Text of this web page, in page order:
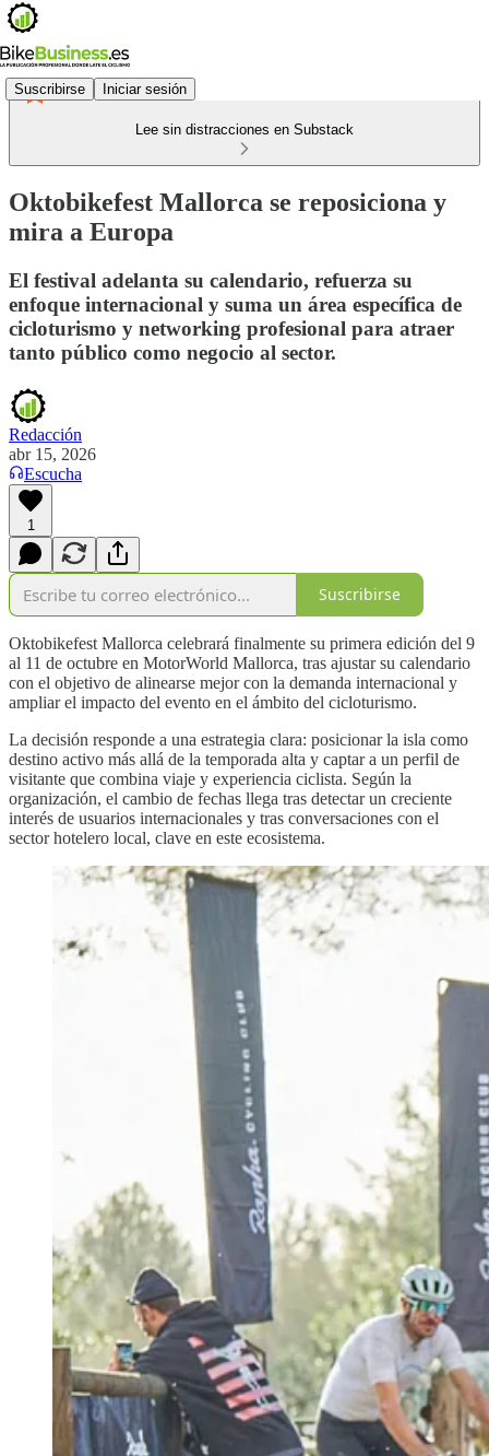
Suscribirse Iniciar sesión
Lee sin distracciones en Substack
Oktobikefest Mallorca se reposiciona y
mira a Europa
El festival adelanta su calendario, refuerza su
enfoque internacional y suma un área específica de
cicloturismo y networking profesional para atraer
tanto público como negocio al sector.
Redacción
abr 15, 2026
Escucha
1
Suscribirse
Oktobikefest Mallorca celebrará finalmente su primera edición del 9
al 11 de octubre en MotorWorld Mallorca, tras ajustar su calendario
con el objetivo de alinearse mejor con la demanda internacional y
ampliar el impacto del evento en el ámbito del cicloturismo.
La decisión responde a una estrategia clara: posicionar la isla como
destino activo más allá de la temporada alta y captar a un perfil de
visitante que combina viaje y experiencia ciclista. Según la
organización, el cambio de fechas llega tras detectar un creciente
interés de usuarios internacionales y tras conversaciones con el
sector hotelero local, clave en este ecosistema.